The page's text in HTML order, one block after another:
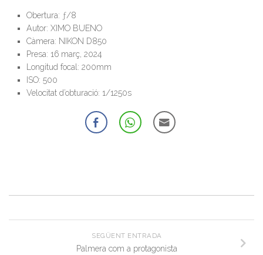
Obertura: ƒ/8
Autor: XIMO BUENO
Càmera: NIKON D850
Presa: 16 març, 2024
Longitud focal: 200mm
ISO: 500
Velocitat d’obturació: 1/1250s
SEGÜENT ENTRADA
Palmera com a protagonista